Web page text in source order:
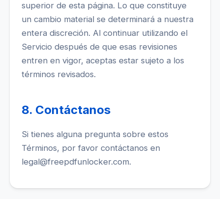
superior de esta página. Lo que constituye
un cambio material se determinará a nuestra
entera discreción. Al continuar utilizando el
Servicio después de que esas revisiones
entren en vigor, aceptas estar sujeto a los
términos revisados.
8. Contáctanos
Si tienes alguna pregunta sobre estos
Términos, por favor contáctanos en
legal@freepdfunlocker.com.